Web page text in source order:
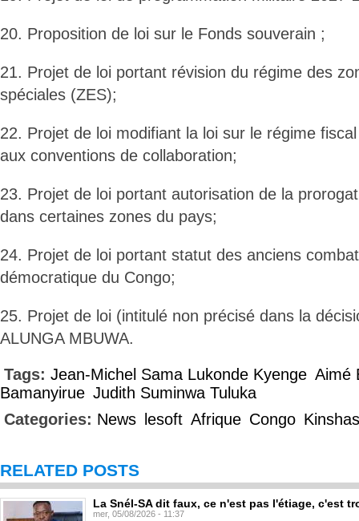
20. Proposition de loi sur le Fonds souverain ;
21. Projet de loi portant révision du régime des
spéciales (ZES);
22. Projet de loi modifiant la loi sur le régime
aux conventions de collaboration;
23. Projet de loi portant autorisation de la
dans certaines zones du pays;
24. Projet de loi portant statut des anciens
démocratique du Congo;
25. Projet de loi (intitulé non précisé dans la
ALUNGA MBUWA.
Tags: Jean-Michel Sama Lukonde Kyenge Aimé
Bamanyirue Judith Suminwa Tuluka
Categories: News lesoft Afrique Congo
RELATED POSTS
La Snél-SA dit faux, ce n'est pas l'étiage, c'est
mer, 05/08/2026 - 11:37